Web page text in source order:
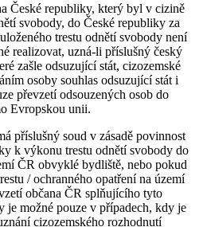
České republiky, který byl v cizině
svobody, do České republiky za
trestu odnětí svobody není
realizovat, uzná-li příslušný český
zašle odsuzující stát, cizozemské
osoby souhlas odsuzující stát i
převzetí odsouzených osob do
Evropskou unii.
příslušný soud v zásadě povinnost
k výkonu trestu odnětí svobody do
ČR obvyklé bydliště, nebo pokud
/ ochranného opatření na území
občana ČR splňujícího tyto
je možné pouze v případech, kdy je
cizozemského rozhodnutí